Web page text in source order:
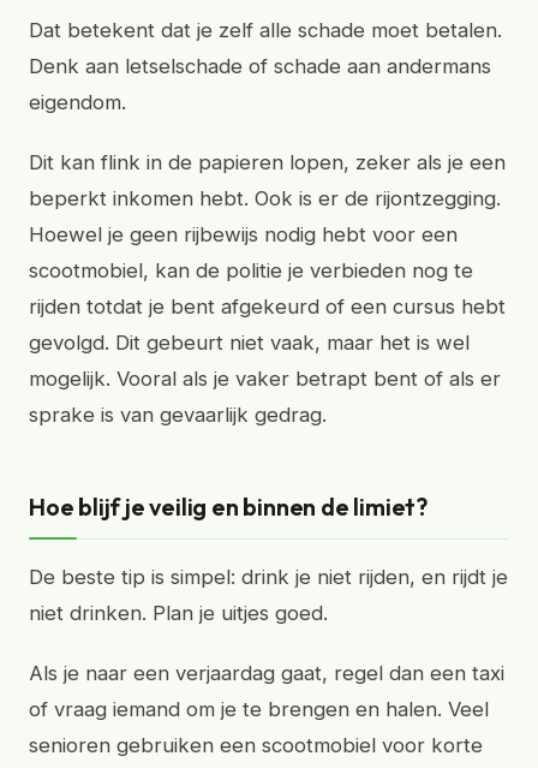
Dat betekent dat je zelf alle schade moet betalen.
Denk aan letselschade of schade aan andermans
eigendom.
Dit kan flink in de papieren lopen, zeker als je een
beperkt inkomen hebt. Ook is er de rijontzegging.
Hoewel je geen rijbewijs nodig hebt voor een
scootmobiel, kan de politie je verbieden nog te
rijden totdat je bent afgekeurd of een cursus hebt
gevolgd. Dit gebeurt niet vaak, maar het is wel
mogelijk. Vooral als je vaker betrapt bent of als er
sprake is van gevaarlijk gedrag.
Hoe blijf je veilig en binnen de limiet?
De beste tip is simpel: drink je niet rijden, en rijdt je
niet drinken. Plan je uitjes goed.
Als je naar een verjaardag gaat, regel dan een taxi
of vraag iemand om je te brengen en halen. Veel
senioren gebruiken een scootmobiel voor korte